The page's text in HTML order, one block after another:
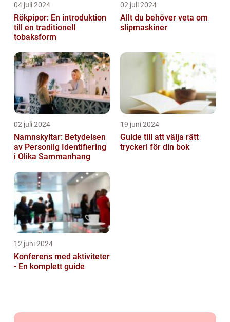
04 juli 2024
Rökpipor: En introduktion
till en traditionell
tobaksform
02 juli 2024
Allt du behöver veta om
slipmaskiner
02 juli 2024
Namnskyltar: Betydelsen
av Personlig Identifiering
i Olika Sammanhang
19 juni 2024
Guide till att välja rätt
tryckeri för din bok
12 juni 2024
Konferens med aktiviteter
- En komplett guide